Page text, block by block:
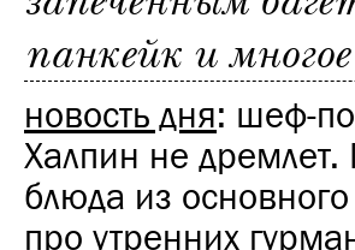
панкейк и многое
новость дня: шеф-
Халпин не дремлет.
блюда из
про утренних